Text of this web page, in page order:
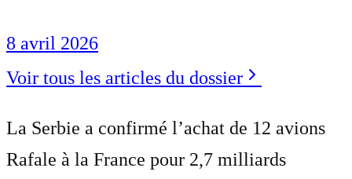
8 avril 2026
Voir tous les articles du dossier
La Serbie a confirmé l’achat de 12 avions
Rafale à la France pour 2,7 milliards